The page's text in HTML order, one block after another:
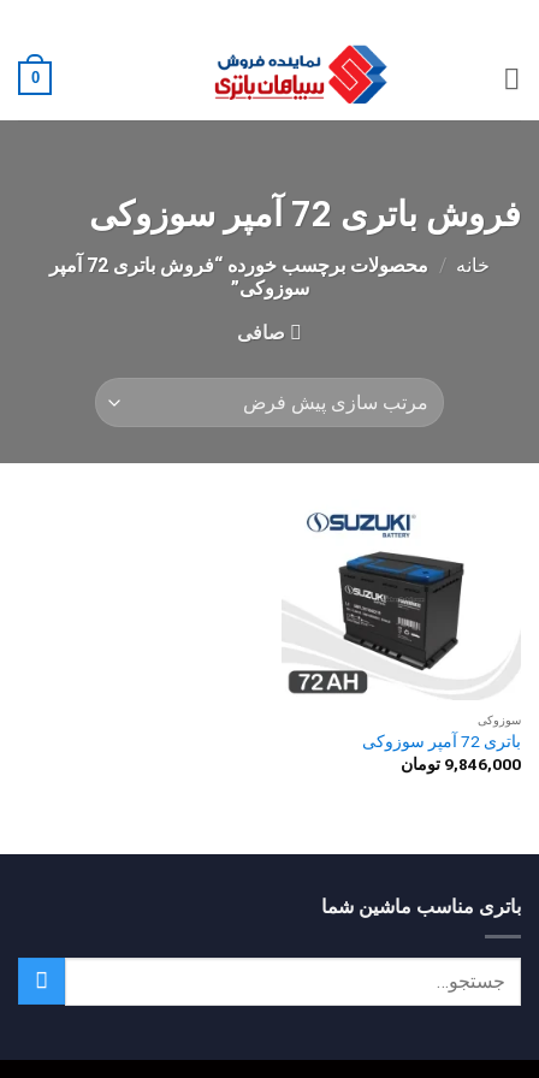
content
0
فروش باتری 72 آمپر سوزوکی
خانه /
محصولات برچسب خورده “فروش باتری 72 آمپر
سوزوکی”
صافی
سوزوکی
باتری 72 آمپر سوزوکی
9,846,000 تومان
باتری مناسب ماشین شما